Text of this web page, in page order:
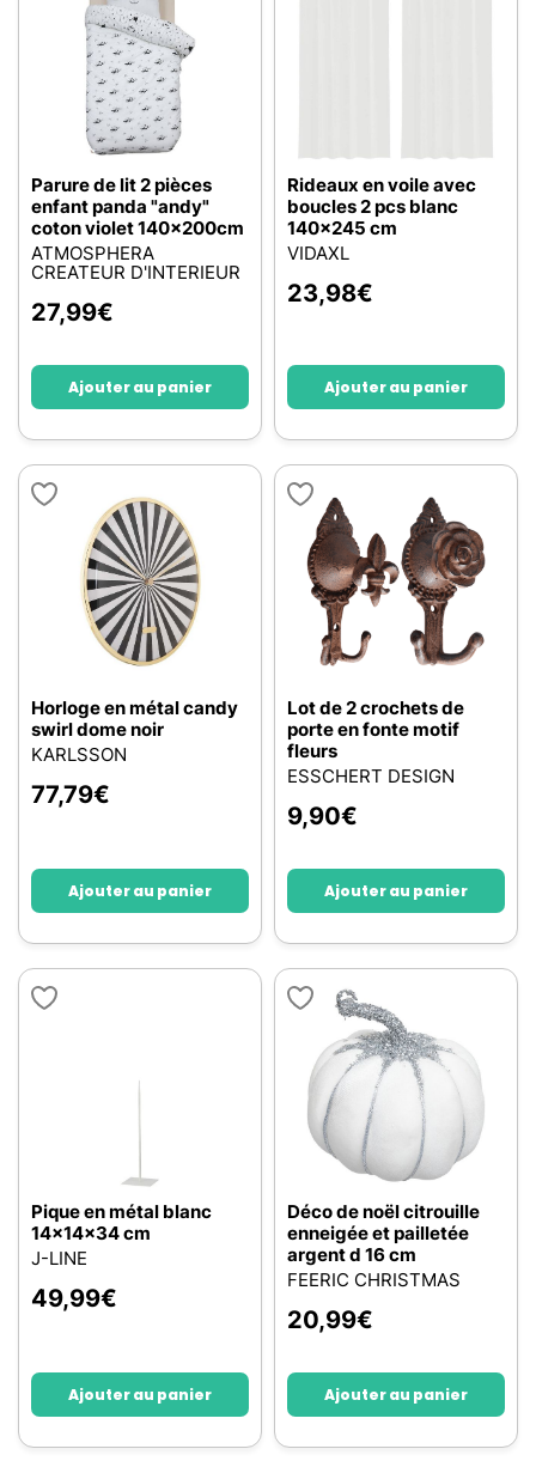
Parure de lit 2 pièces
enfant panda "andy"
coton violet 140x200cm
ATMOSPHERA
CREATEUR D'INTERIEUR
27,99€
Ajouter au panier
Rideaux en voile avec
boucles 2 pcs blanc
140x245 cm
VIDAXL
23,98€
Ajouter au panier
Horloge en métal candy
swirl dome noir
KARLSSON
77,79€
Ajouter au panier
Lot de 2 crochets de
porte en fonte motif
fleurs
ESSCHERT DESIGN
9,90€
Ajouter au panier
Pique en métal blanc
14x14x34 cm
J-LINE
49,99€
Ajouter au panier
Déco de noël citrouille
enneigée et pailletée
argent d 16 cm
FEERIC CHRISTMAS
20,99€
Ajouter au panier